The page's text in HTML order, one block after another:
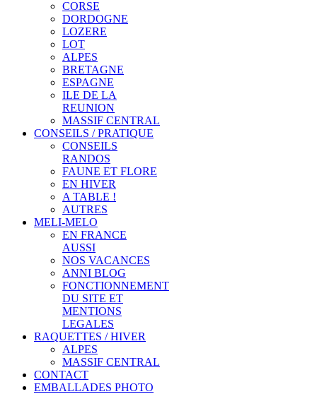
CORSE
DORDOGNE
LOZERE
LOT
ALPES
BRETAGNE
ESPAGNE
ILE DE LA
REUNION
MASSIF CENTRAL
CONSEILS / PRATIQUE
CONSEILS
RANDOS
FAUNE ET FLORE
EN HIVER
A TABLE !
AUTRES
MELI-MELO
EN FRANCE
AUSSI
NOS VACANCES
ANNI BLOG
FONCTIONNEMENT
DU SITE ET
MENTIONS
LEGALES
RAQUETTES / HIVER
ALPES
MASSIF CENTRAL
CONTACT
EMBALLADES PHOTO